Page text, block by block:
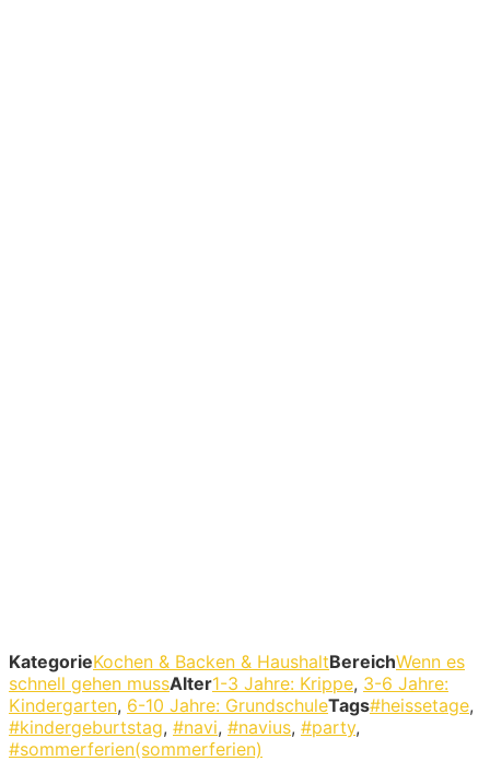
KategorieKochen & Backen & HaushaltBereichWenn es
schnell gehen mussAlter1-3 Jahre: Krippe, 3-6 Jahre:
Kindergarten, 6-10 Jahre: GrundschuleTags#heissetage,
#kindergeburtstag, #navi, #navius, #party,
#sommerferien(sommerferien)